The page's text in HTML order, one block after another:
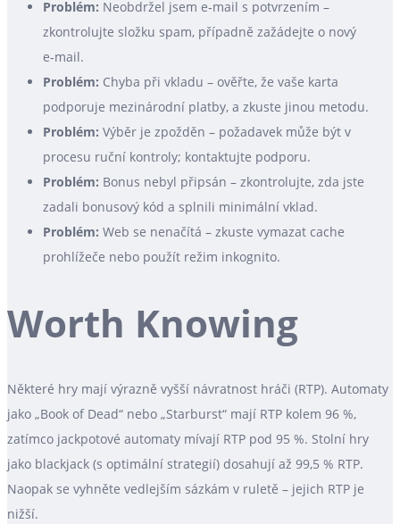
Problém: Neobdržel jsem e‑mail s potvrzením –
zkontrolujte složku spam, případně zažádejte o nový
e‑mail.
Problém: Chyba při vkladu – ověřte, že vaše karta
podporuje mezinárodní platby, a zkuste jinou metodu.
Problém: Výběr je zpožděn – požadavek může být v
procesu ruční kontroly; kontaktujte podporu.
Problém: Bonus nebyl připsán – zkontrolujte, zda jste
zadali bonusový kód a splnili minimální vklad.
Problém: Web se nenačítá – zkuste vymazat cache
prohlížeče nebo použít režim inkognito.
Worth Knowing
Některé hry mají výrazně vyšší návratnost hráči (RTP). Automaty
jako „Book of Dead“ nebo „Starburst“ mají RTP kolem 96 %,
zatímco jackpotové automaty mívají RTP pod 95 %. Stolní hry
jako blackjack (s optimální strategií) dosahují až 99,5 % RTP.
Naopak se vyhněte vedlejším sázkám v ruletě – jejich RTP je
nižší.